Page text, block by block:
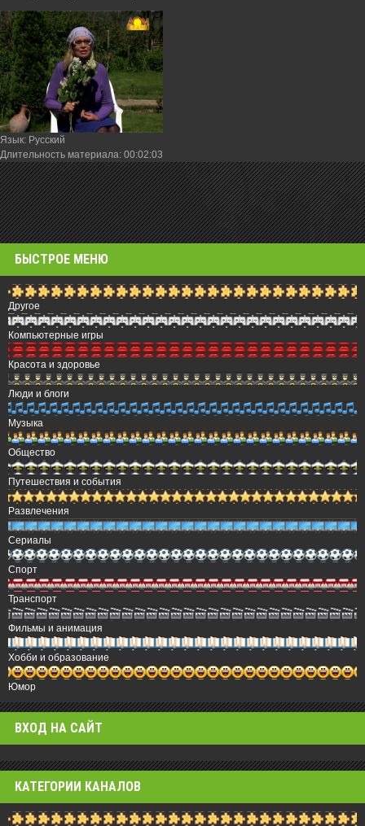
Язык: Русский
Длительность материала: 00:02:03
БЫСТРОЕ МЕНЮ
Другое
Компьютерные игры
Красота и здоровье
Люди и блоги
Музыка
Общество
Путешествия и события
Развлечения
Сериалы
Спорт
Транспорт
Фильмы и анимация
Хобби и образование
Юмор
ВХОД НА САЙТ
КАТЕГОРИИ КАНАЛОВ